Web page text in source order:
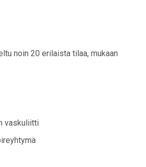
noin 20 erilaista tilaa, mukaan
vaskuliitti